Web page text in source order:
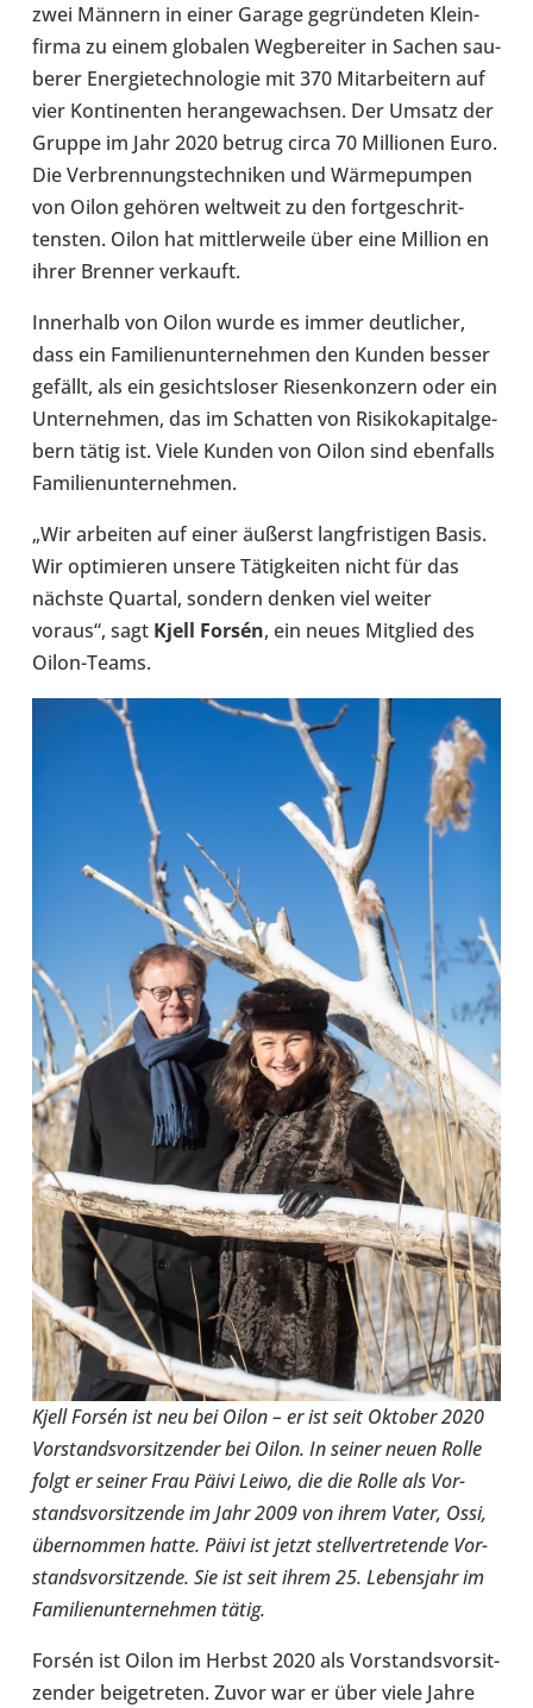
zwei Männern in einer Garage gegrün­de­ten Klein­
firma zu einem glo­ba­len Weg­be­rei­ter in Sachen sau­
be­rer Ener­gie­tech­no­lo­gie mit 370 Mit­ar­bei­tern auf
vier Kon­ti­nen­ten her­an­ge­wach­sen. Der Umsatz der
Gruppe im Jahr 2020 betrug circa 70 Mil­lio­nen Euro.
Die Ver­bren­nungs­tech­ni­ken und Wär­me­pum­pen
von Oilon gehören welt­weit zu den fort­ge­schrit­
tens­ten. Oilon hat mitt­ler­weile über eine Million en
ihrer Brenner ver­kauft.
Inner­halb von Oilon wurde es immer deut­li­cher,
dass ein Fami­li­en­un­ter­neh­men den Kunden besser
gefällt, als ein gesichts­lo­ser Rie­sen­kon­zern oder ein
Unter­neh­men, das im Schat­ten von Risi­ko­ka­pi­tal­ge­
bern tätig ist. Viele Kunden von Oilon sind eben­falls
Fami­li­en­un­ter­neh­men.
„Wir arbei­ten auf einer äußerst lang­fris­ti­gen Basis.
Wir opti­mie­ren unsere Tätig­kei­ten nicht für das
nächste Quartal, sondern denken viel weiter
voraus“, sagt Kjell Forsén, ein neues Mit­glied des
Oilon-​Teams.
Kjell Forsén ist neu bei Oilon – er ist seit Oktober 2020
Vor­stands­vor­sit­zen­der bei Oilon. In seiner neuen Rolle
folgt er seiner Frau Päivi Leiwo, die die Rolle als Vor­
stands­vor­sit­zende im Jahr 2009 von ihrem Vater, Ossi,
über­nom­men hatte. Päivi ist jetzt stell­ver­tre­tende Vor­
stands­vor­sit­zende. Sie ist seit ihrem 25. Lebens­jahr im
Fami­li­en­un­ter­neh­men tätig.
Forsén ist Oilon im Herbst 2020 als Vor­stands­vor­sit­
zen­der bei­getre­ten. Zuvor war er über viele Jahre